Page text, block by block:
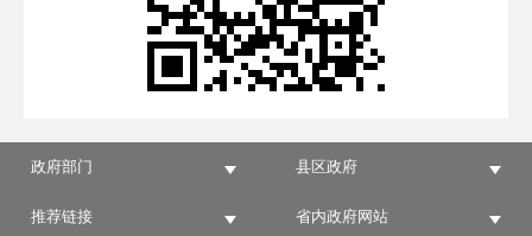
政府部门 县区政府
推荐链接 省内政府网站